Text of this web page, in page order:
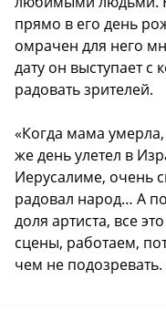
прямо в его день
омрачен для него
дату он выступает
радовать зрителей.
«Когда мама
же день улетел в
Иерусалиме, очень
радовал народ… А
доля артиста, все
сцены, работаем,
чем не подозревать.